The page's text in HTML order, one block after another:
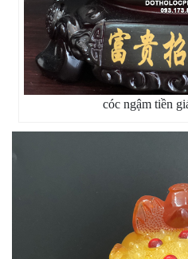
cóc ngậm tiền